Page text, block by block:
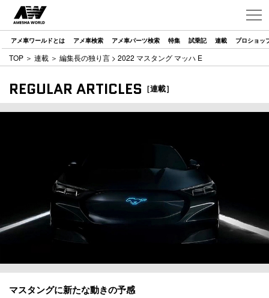
アメ車ワールドとは アメ車検索 アメ車パーツ検索 特集 試乗記 連載 プロショッ
TOP ＞ 連載 ＞ 編集長の独り言 > 2022 マスタング マッハ E
REGULAR ARTICLES ［連載］
マスタングに新たな動きの予感